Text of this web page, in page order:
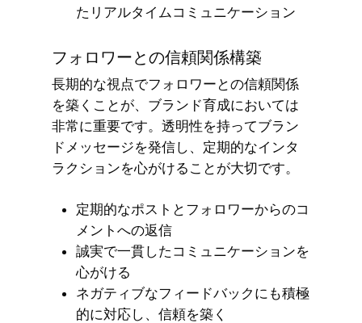
たリアルタイムコミュニケーション
フォロワーとの信頼関係構築
長期的な視点でフォロワーとの信頼関係
を築くことが、ブランド育成においては
非常に重要です。透明性を持ってブラン
ドメッセージを発信し、定期的なインタ
ラクションを心がけることが大切です。
定期的なポストとフォロワーからのコ
メントへの返信
誠実で一貫したコミュニケーションを
心がける
ネガティブなフィードバックにも積極
的に対応し、信頼を築く